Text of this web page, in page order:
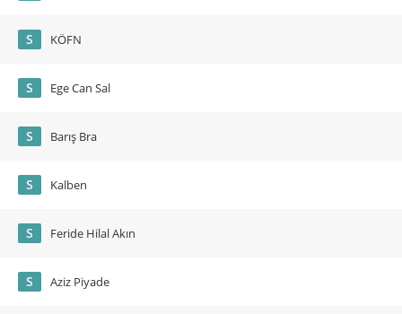
S KÖFN
S Ege Can Sal
S Barış Bra
S Kalben
S Feride Hilal Akın
S Aziz Piyade